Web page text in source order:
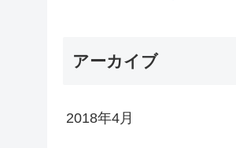
アーカイブ
2018年4月